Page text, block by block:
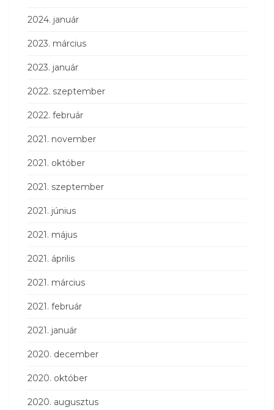
2024. január
2023. március
2023. január
2022. szeptember
2022. február
2021. november
2021. október
2021. szeptember
2021. június
2021. május
2021. április
2021. március
2021. február
2021. január
2020. december
2020. október
2020. augusztus